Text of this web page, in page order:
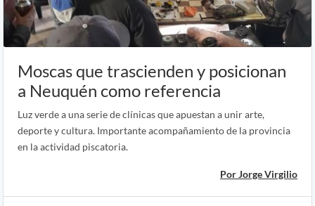
Moscas que trascienden y posicionan
a Neuquén como referencia
Luz verde a una serie de clínicas que apuestan a unir arte,
deporte y cultura. Importante acompañamiento de la provincia
en la actividad piscatoria.
Por Jorge Virgilio